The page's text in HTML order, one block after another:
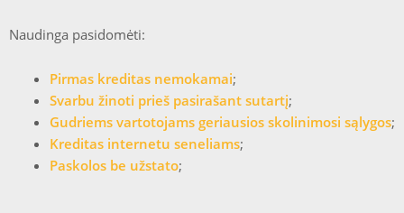
Naudinga pasidomėti:
Pirmas kreditas nemokamai;
Svarbu žinoti prieš pasirašant sutartį;
Gudriems vartotojams geriausios skolinimosi sąlygos;
Kreditas internetu seneliams;
Paskolos be užstato;